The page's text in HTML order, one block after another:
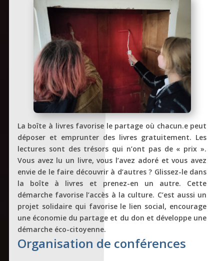
La boîte à livres favorise le partage où chacun.e peut
déposer et emprunter des livres gratuitement. Les
lectures sont des trésors qui n’ont pas de « prix ».
Vous avez lu un livre, vous l’avez adoré et vous avez
envie de le faire découvrir à d’autres ? Glissez-le dans
la boîte à livres et prenez-en un autre. Cette
démarche favorise l’accès à la culture. C’est aussi un
projet solidaire qui favorise le lien social, encourage
une économie du partage et du don et développe une
démarche éco-citoyenne.
Organisation de conférences